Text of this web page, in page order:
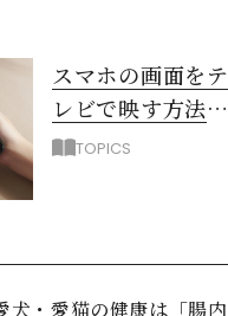
スマホの画面をテ
レビで映す方法
（iPhone編）
TOPICS
犬・愛猫の健康は「腸内